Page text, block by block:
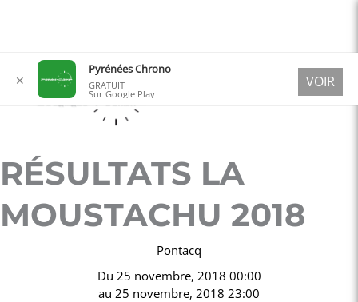
contenu
RÉSULTATS LA
MOUSTACHU 2018
Pontacq
Du 25 novembre, 2018 00:00
au 25 novembre, 2018 23:00
✕
Pyrénées Chrono
GRATUIT
Sur Google Play
VOIR